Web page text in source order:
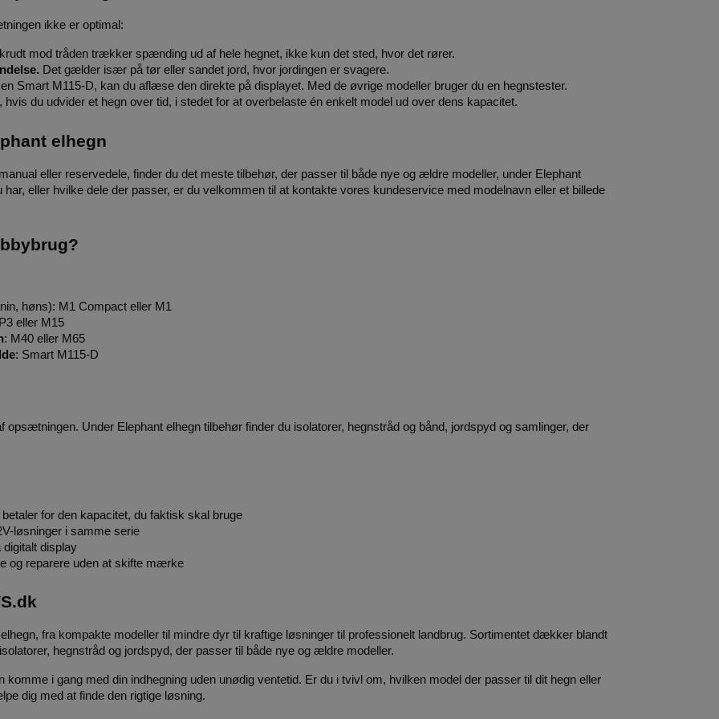
ikke er optimal:
mod tråden trækker spænding ud af hele hegnet, ikke kun det sted, hvor det rører.
Det gælder især på tør eller sandet jord, hvor jordingen er svagere.
Smart M115-D, kan du aflæse den direkte på displayet. Med de øvrige modeller bruger du en hegnstester.
, hvis du udvider et hegn over tid, i stedet for at overbelaste én enkelt model ud over dens kapacitet.
elhegn
eller reservedele, finder du det meste tilbehør, der passer til både nye og ældre modeller, under Elephant
eller hvilke dele der passer, er du velkommen til at kontakte vores kundeservice med modelnavn eller et billede
høns): M1 Compact eller M1
eller M15
: M40 eller M65
: Smart M115-D
opsætningen. Under Elephant elhegn tilbehør finder du isolatorer, hegnstråd og bånd, jordspyd og samlinger, der
for den kapacitet, du faktisk skal bruge
løsninger i samme serie
digitalt display
og reparere uden at skifte mærke
fra kompakte modeller til mindre dyr til kraftige løsninger til professionelt landbrug. Sortimentet dækker blandt
hegnstråd og jordspyd, der passer til både nye og ældre modeller.
i gang med din indhegning uden unødig ventetid. Er du i tvivl om, hvilken model der passer til dit hegn eller
dig med at finde den rigtige løsning.